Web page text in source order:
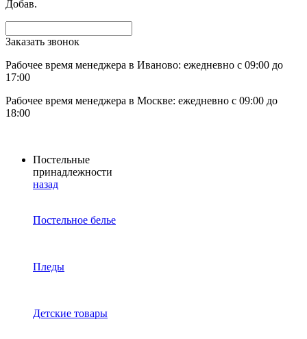
Добав.
Заказать звонок
Рабочее время менеджера в Иваново: ежедневно с 09:00 до
17:00
Рабочее время менеджера в Москве: ежедневно с 09:00 до
18:00
Постельные
принадлежности
назад
Постельное белье
Пледы
Детские товары